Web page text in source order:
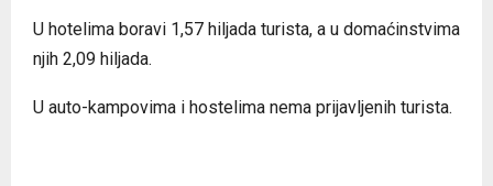
U hotelima boravi 1,57 hiljada turista, a u domaćinstvima
njih 2,09 hiljada.
U auto-kampovima i hostelima nema prijavljenih turista.